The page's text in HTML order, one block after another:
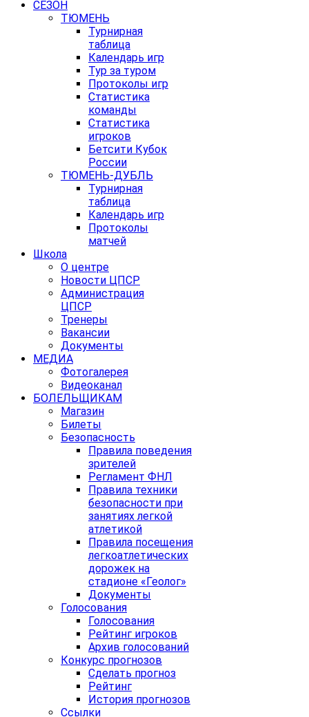
СЕЗОН
ТЮМЕНЬ
Турнирная
таблица
Календарь игр
Тур за туром
Протоколы игр
Статистика
команды
Статистика
игроков
Бетсити Кубок
России
ТЮМЕНЬ-ДУБЛЬ
Турнирная
таблица
Календарь игр
Протоколы
матчей
Школа
О центре
Новости ЦПСР
Администрация
ЦПСР
Тренеры
Вакансии
Документы
МЕДИА
Фотогалерея
Видеоканал
БОЛЕЛЬЩИКАМ
Магазин
Билеты
Безопасность
Правила поведения
зрителей
Регламент ФНЛ
Правила техники
безопасности при
занятиях легкой
атлетикой
Правила посещения
легкоатлетических
дорожек на
стадионе «Геолог»
Документы
Голосования
Голосования
Рейтинг игроков
Архив голосований
Конкурс прогнозов
Сделать прогноз
Рейтинг
История прогнозов
Ссылки